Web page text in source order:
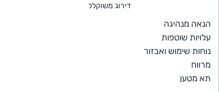
דירוג משוקלל
הנאה מנהיגה
עלויות שוטפות
נוחות שימוש ואבזור
מרווח
תא מטען